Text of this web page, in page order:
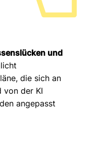
und
die sich an
von der KI
angepasst